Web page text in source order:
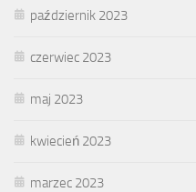
październik 2023
czerwiec 2023
maj 2023
kwiecień 2023
marzec 2023